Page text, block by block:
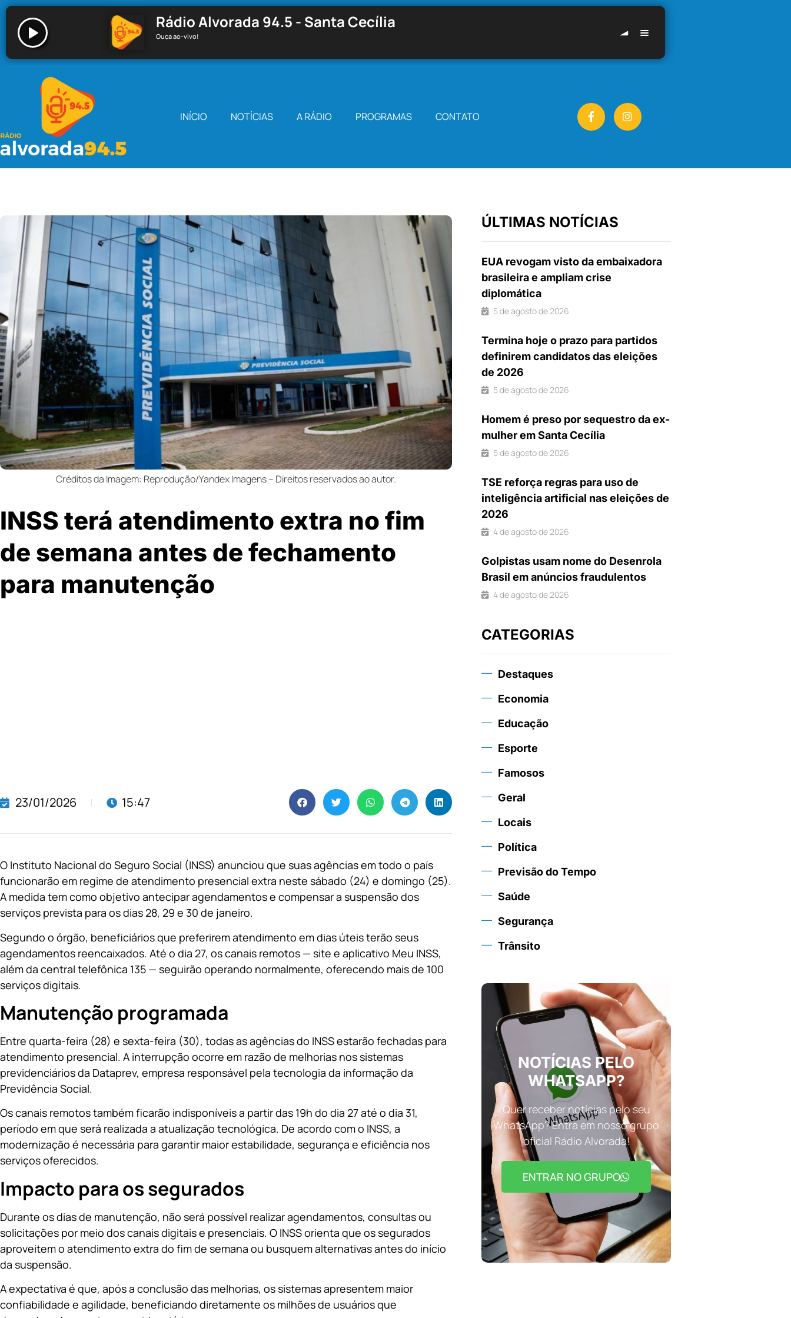
Rádio Alvorada 94.5 - Santa Cecília
Ouça ao-vivo!
Rádio Alvorada 94.5 - Santa Cecília
INÍCIO NOTÍCIAS A RÁDIO PROGRAMAS CONTATO
Créditos da Imagem: Reprodução/Yandex Imagens – Direitos reservados ao autor.
INSS terá atendimento extra no fim
de semana antes de fechamento
para manutenção
23/01/2026 15:47
O Instituto Nacional do Seguro Social (INSS) anunciou que suas agências em todo o país
funcionarão em regime de atendimento presencial extra neste sábado (24) e domingo (25).
A medida tem como objetivo antecipar agendamentos e compensar a suspensão dos
serviços prevista para os dias 28, 29 e 30 de janeiro.
Segundo o órgão, beneficiários que preferirem atendimento em dias úteis terão seus
agendamentos reencaixados. Até o dia 27, os canais remotos — site e aplicativo Meu INSS,
além da central telefônica 135 — seguirão operando normalmente, oferecendo mais de 100
serviços digitais.
Manutenção programada
Entre quarta-feira (28) e sexta-feira (30), todas as agências do INSS estarão fechadas para
atendimento presencial. A interrupção ocorre em razão de melhorias nos sistemas
previdenciários da Dataprev, empresa responsável pela tecnologia da informação da
Previdência Social.
Os canais remotos também ficarão indisponíveis a partir das 19h do dia 27 até o dia 31,
período em que será realizada a atualização tecnológica. De acordo com o INSS, a
modernização é necessária para garantir maior estabilidade, segurança e eficiência nos
serviços oferecidos.
Impacto para os segurados
Durante os dias de manutenção, não será possível realizar agendamentos, consultas ou
solicitações por meio dos canais digitais e presenciais. O INSS orienta que os segurados
aproveitem o atendimento extra do fim de semana ou busquem alternativas antes do início
da suspensão.
A expectativa é que, após a conclusão das melhorias, os sistemas apresentem maior
confiabilidade e agilidade, beneficiando diretamente os milhões de usuários que
ÚLTIMAS NOTÍCIAS
EUA revogam visto da embaixadora
brasileira e ampliam crise
diplomática
5 de agosto de 2026
Termina hoje o prazo para partidos
definirem candidatos das eleições
de 2026
5 de agosto de 2026
Homem é preso por sequestro da ex-
mulher em Santa Cecília
5 de agosto de 2026
TSE reforça regras para uso de
inteligência artificial nas eleições de
2026
4 de agosto de 2026
Golpistas usam nome do Desenrola
Brasil em anúncios fraudulentos
4 de agosto de 2026
CATEGORIAS
Destaques
Economia
Educação
Esporte
Famosos
Geral
Locais
Política
Previsão do Tempo
Saúde
Segurança
Trânsito
NOTÍCIAS PELO
WHATSAPP?
Quer receber notícias pelo seu
WhatsApp? Entra em nosso grupo
oficial Rádio Alvorada!
ENTRAR NO GRUPO